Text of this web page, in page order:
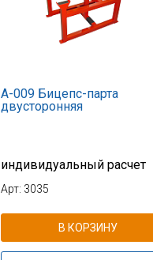
А-009 Бицепс-парта
двусторонняя
индивидуальный расчет
Арт: 3035
В КОРЗИНУ